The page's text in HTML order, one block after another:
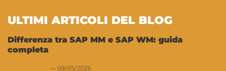
ULTIMI ARTICOLI DEL BLOG
Differenza tra SAP MM e SAP WM: guida
completa
09/05/2026